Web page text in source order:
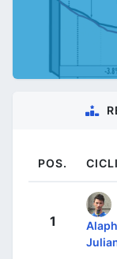
POS.
1